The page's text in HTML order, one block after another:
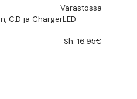
Varastossa
C,D ja ChargerLED
Sh. 16.95€